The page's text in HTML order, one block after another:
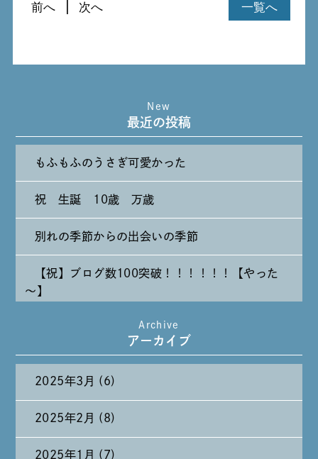
一覧へ
前へ 次へ
New
最近の投稿
もふもふのうさぎ可愛かった
祝 生誕 10歳 万歳
別れの季節からの出会いの季節
【祝】ブログ数100突破！！！！！！【やった
～】
たまには純喫茶なんて～～～
Archive
アーカイブ
2025年3月 (6)
2025年2月 (8)
2025年1月 (7)